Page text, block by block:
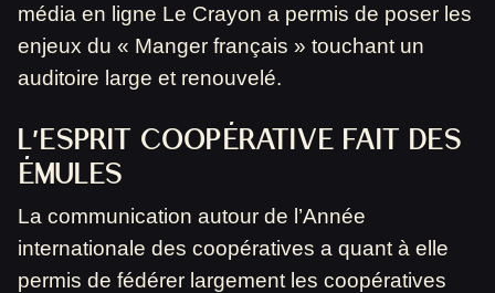
média en ligne Le Crayon a permis de poser les
enjeux du « Manger français » touchant un
auditoire large et renouvelé.
L’ESPRIT COOPÉRATIVE FAIT DES
ÉMULES
La communication autour de l’Année
internationale des coopératives a quant à elle
permis de fédérer largement les coopératives